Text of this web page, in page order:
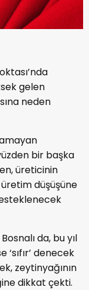
gelen
neden
bir başka
üreticinin
düşüşüne
da, bu yıl
denecek
zeytinyağının
dikkat çekti.